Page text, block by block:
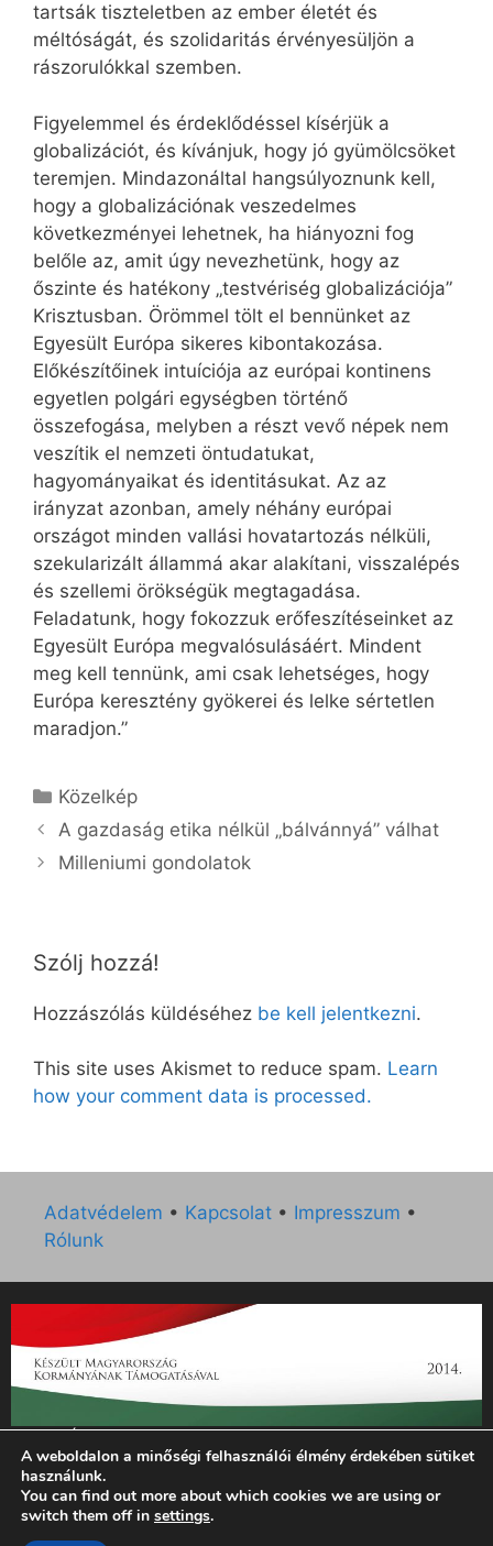
tartsák tiszteletben az ember életét és
méltóságát, és szolidaritás érvényesüljön a
rászorulókkal szemben.
Figyelemmel és érdeklődéssel kísérjük a
globalizációt, és kívánjuk, hogy jó gyümölcsöket
teremjen. Mindazonáltal hangsúlyoznunk kell,
hogy a globalizációnak veszedelmes
következményei lehetnek, ha hiányozni fog
belőle az, amit úgy nevezhetünk, hogy az
őszinte és hatékony „testvériség globalizációja”
Krisztusban. Örömmel tölt el bennünket az
Egyesült Európa sikeres kibontakozása.
Előkészítőinek intuíciója az európai kontinens
egyetlen polgári egységben történő
összefogása, melyben a részt vevő népek nem
veszítik el nemzeti öntudatukat,
hagyományaikat és identitásukat. Az az
irányzat azonban, amely néhány európai
országot minden vallási hovatartozás nélküli,
szekularizált állammá akar alakítani, visszalépés
és szellemi örökségük megtagadása.
Feladatunk, hogy fokozzuk erőfeszítéseinket az
Egyesült Európa megvalósulásáért. Mindent
meg kell tennünk, ami csak lehetséges, hogy
Európa keresztény gyökerei és lelke sértetlen
maradjon.”
Kategória
Közelkép
A gazdaság etika nélkül „bálvánnyá” válhat
Milleniumi gondolatok
Szólj hozzá!
Hozzászólás küldéséhez be kell jelentkezni.
This site uses Akismet to reduce spam. Learn
how your comment data is processed.
Adatvédelem • Kapcsolat • Impresszum •
Rólunk
„Az Új Ember katolikus hetilap 2014. évi működésének
támogatását az EGYH-KCP-14-P-0121 sz. támogatási
szerződés keretében 3 000 000 Ft összegben támogatta az
Emberi Erőforrások Minisztériuma.”
A weboldalon a minőségi felhasználói élmény érdekében sütiket
használunk.
You can find out more about which cookies we are using or
switch them off in settings.